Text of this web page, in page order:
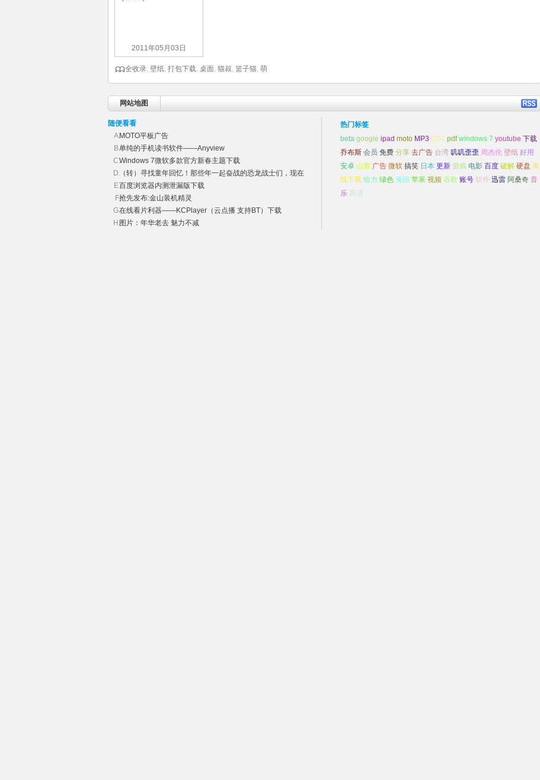
2011年05月03日
全收录, 壁纸, 打包下载, 桌面, 猫叔, 篮子猫, 萌
网站地图
随便看看
MOTO平板广告
单纯的手机读书软件——Anyview
Windows 7微软多款官方新春主题下载
（转）寻找童年回忆！那些年一起奋战的恐龙战士们，现在
百度浏览器内测泄漏版下载
抢先发布:金山装机精灵
在线看片利器——KCPlayer（云点播 支持BT）下载
图片：年华老去 魅力不减
热门标签
beta google ipad moto MP3 OST pdf windows 7 youtube 下载
乔布斯 会员 免费 分享 去广告 台湾 叽叽歪歪 周杰伦 壁纸 好用
安卓 山寨 广告 微软 搞笑 日本 更新 游戏 电影 百度 破解 硬盘 离
线下载 给力 绿色 美国 苹果 视频 谷歌 账号 软件 迅雷 阿桑奇 音
乐 高清